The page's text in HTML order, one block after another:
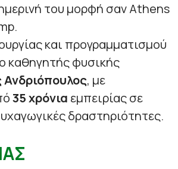
του μορφή σαν Athens
και προγραμματισμού
καθηγητής φυσικής
, με
35 χρόνια εμπειρίας σε
δραστηριότητες.